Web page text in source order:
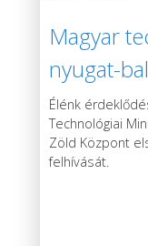
Magyar
nyugat-
Élénk
Technológiai
Zöld Központ
felhívását.